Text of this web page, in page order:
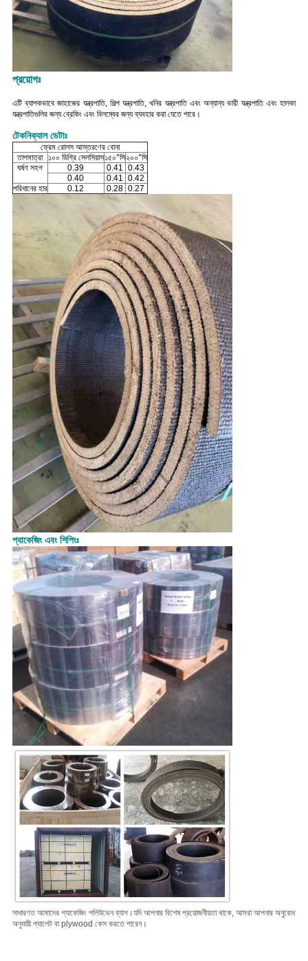
প্রয়োগঃ
এটি ব্যাপকভাবে জাহাজের যন্ত্রপাতি, শিল্প যন্ত্রপাতি, খনির যন্ত্রপাতি এবং অন্যান্য ভারী যন্ত্রপাতি এবং হালকা
যন্ত্রপাতিগুলির জন্য ব্রেকিং এবং বিলম্বের জন্য ব্যবহার করা যেতে পারে।
টেকনিক্যাল ডেটাঃ
ফ্রেম রোলস আস্তরণের বোনা
তাপমাত্রা
১০০ ডিগ্রি সেলসিয়াস১৫০°সি২০০°সি
ঘর্ষণ সহগ
0.39 0.41
0.43
0.40
0.41
0.42
পরিধানের হার
0.12 0.28 0.27
প্যাকেজিং এবং শিপিংঃ
সাধারণত আমাদের প্যাকেজিং পলিউভেন ব্যাগ।যদি আপনার বিশেষ প্রয়োজনীয়তা থাকে, আমরা আপনার অনুরোধ
অনুযায়ী প্যালেট বা plywood কেস করতে পারেন।